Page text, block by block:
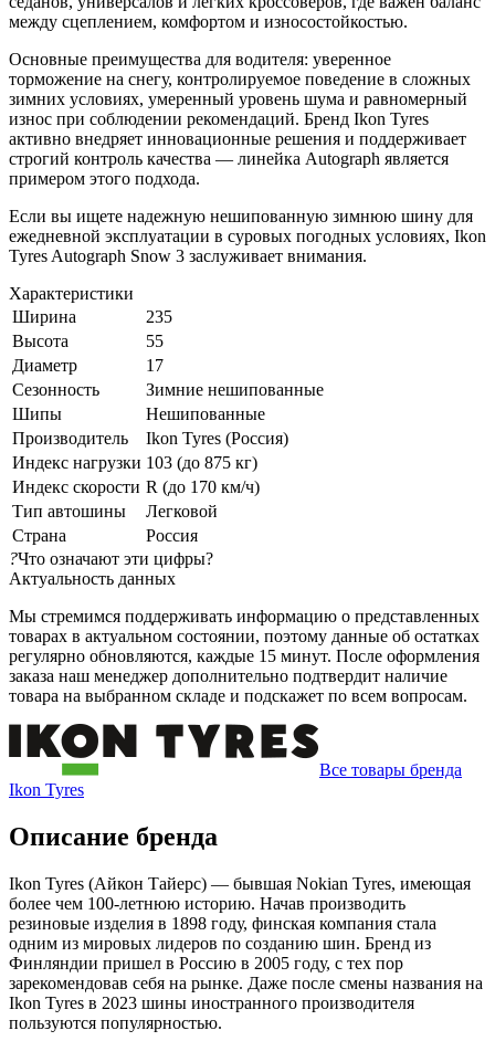
между сцеплением, комфортом и износостойкостью.
Основные преимущества для водителя: уверенное
торможение на снегу, контролируемое поведение в сложных
зимних условиях, умеренный уровень шума и равномерный
износ при соблюдении рекомендаций. Бренд Ikon Tyres
активно внедряет инновационные решения и поддерживает
строгий контроль качества — линейка Autograph является
примером этого подхода.
Если вы ищете надежную нешипованную зимнюю шину для
ежедневной эксплуатации в суровых погодных условиях, Ikon
Tyres Autograph Snow 3 заслуживает внимания.
Характеристики
Ширина
235
Высота
55
Диаметр
17
Сезонность
Зимние нешипованные
Шипы
Нешипованные
Производитель
Ikon Tyres (Россия)
Индекс нагрузки 103 (до 875 кг)
Индекс скорости R (до 170 км/ч)
Тип автошины
Легковой
Страна
Россия
?Что означают эти цифры?
Актуальность данных
Мы стремимся поддерживать информацию о представленных
товарах в актуальном состоянии, поэтому данные об остатках
регулярно обновляются, каждые 15 минут. После оформления
заказа наш менеджер дополнительно подтвердит наличие
товара на выбранном складе и подскажет по всем вопросам.
Все товары бренда
Ikon Tyres
Описание бренда
Ikon Tyres (Айкон Тайерс) — бывшая Nokian Tyres, имеющая
более чем 100-летнюю историю. Начав производить
резиновые изделия в 1898 году, финская компания стала
одним из мировых лидеров по созданию шин. Бренд из
Финляндии пришел в Россию в 2005 году, с тех пор
зарекомендовав себя на рынке. Даже после смены названия на
Ikon Tyres в 2023 шины иностранного производителя
пользуются популярностью.